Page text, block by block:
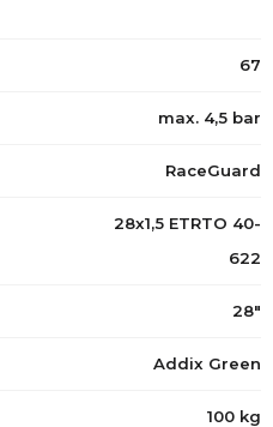
67
max. 4,5 bar
RaceGuard
28x1,5 ETRTO 40-
622
28"
Addix Green
100 kg